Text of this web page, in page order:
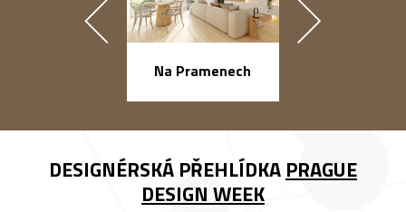
Na Pramenech
DESIGNÉRSKÁ PŘEHLÍDKA PRAGUE
DESIGN WEEK